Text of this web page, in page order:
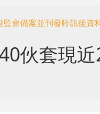
會備案並刊發聆訊後資
伙套現